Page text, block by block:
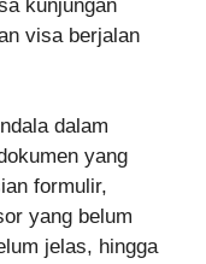
kunjungan
visa berjalan
dalam
yang
formulir,
yang belum
jelas, hingga